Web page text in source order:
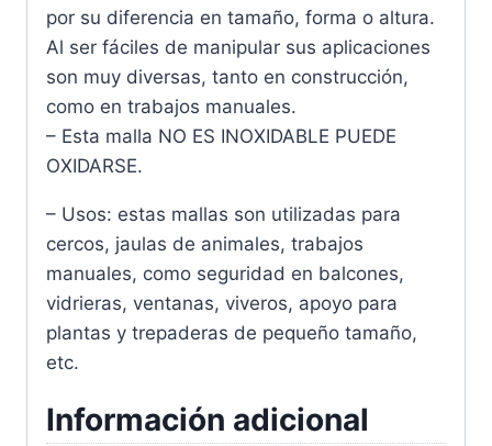
por su diferencia en tamaño, forma o altura.
Al ser fáciles de manipular sus aplicaciones
son muy diversas, tanto en construcción,
como en trabajos manuales.
– Esta malla NO ES INOXIDABLE PUEDE
OXIDARSE.
– Usos: estas mallas son utilizadas para
cercos, jaulas de animales, trabajos
manuales, como seguridad en balcones,
vidrieras, ventanas, viveros, apoyo para
plantas y trepaderas de pequeño tamaño,
etc.
Información adicional